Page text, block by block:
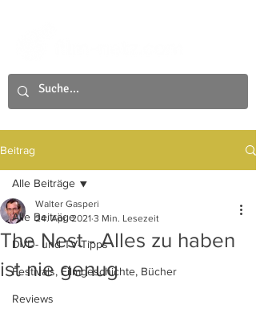
Beitrag
Alle Beiträge
DVD- und TV-Tipps
Festivals, Filmgeschichte, Bücher
Reviews
Alle Beiträge
The Nest - Alles zu haben
ist nie genug
Walter Gasperi
24. Apr. 2021 3 Min. Lesezeit